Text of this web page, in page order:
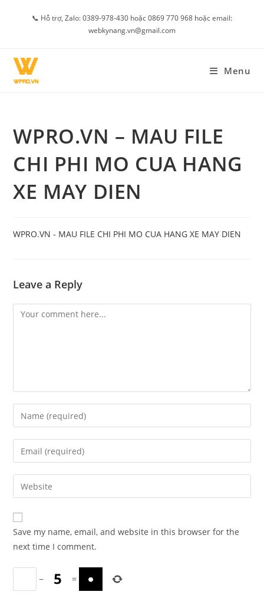
📞 Hỗ trợ, Zalo: 0389-978-430 hoặc 0869 770 968 hoặc email:
webkynang.vn@gmail.com
Menu
WPRO.VN – MAU FILE
CHI PHI MO CUA HANG
XE MAY DIEN
WPRO.VN - MAU FILE CHI PHI MO CUA HANG XE MAY DIEN
Leave a Reply
Comment
Enter
your
name
comment
Enter
your
email
address
comment
Enter
your
website
URL
(optional)
Save my name, email, and website in this browser for the
next time I comment.
− =